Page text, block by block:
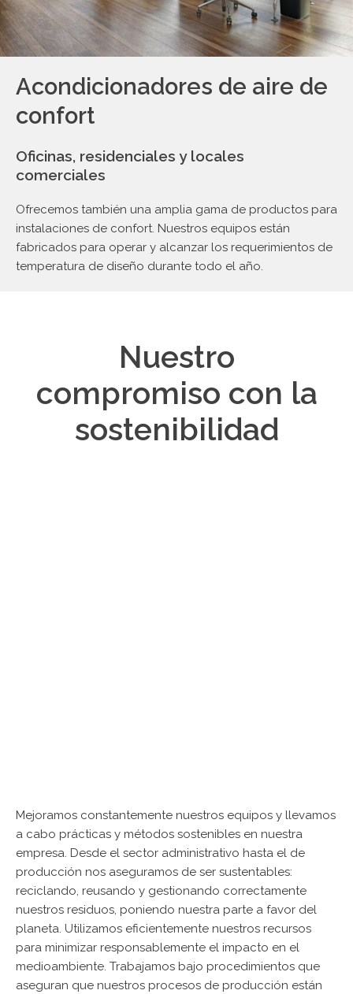
Acondicionadores de aire de
confort
Oficinas, residenciales y locales
comerciales
Ofrecemos también una amplia gama de productos para
instalaciones de confort. Nuestros equipos están
fabricados para operar y alcanzar los requerimientos de
temperatura de diseño durante todo el año.
Nuestro
compromiso con la
sostenibilidad
Mejoramos constantemente nuestros equipos y llevamos
a cabo prácticas y métodos sostenibles en nuestra
empresa. Desde el sector administrativo hasta el de
producción nos aseguramos de ser sustentables:
reciclando, reusando y gestionando correctamente
nuestros residuos, poniendo nuestra parte a favor del
planeta. Utilizamos eficientemente nuestros recursos
para minimizar responsablemente el impacto en el
medioambiente. Trabajamos bajo procedimientos que
aseguran que nuestros procesos de producción están